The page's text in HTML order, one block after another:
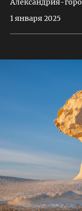
Александрия-
1 января 2025